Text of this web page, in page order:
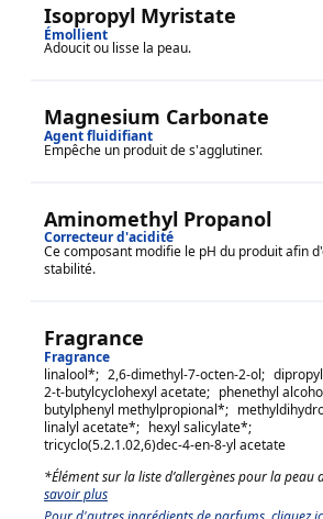
Isopropyl Myristate
Émollient
Adoucit ou lisse la peau.
Magnesium Carbonate
Agent fluidifiant
Empêche un produit de s'agglutiner.
Aminomethyl Propanol
Correcteur d'acidité
Ce composant modifie le pH du produit afin
stabilité.
Fragrance
Fragrance
linalool*; 2,6-dimethyl-7-octen-2-ol;
2-t-butylcyclohexyl acetate; phenethyl
butylphenyl methylpropional*;
linalyl acetate*; hexyl salicylate*;
tricyclo(5.2.1.02,6)dec-4-en-8-yl acetate
*Élément sur la liste d’allergènes pour la peau
savoir plus